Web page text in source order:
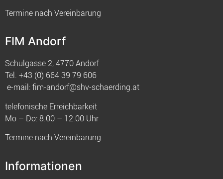
Termine nach Vereinbarung
FIM Andorf
Schulgasse 2, 4770 Andorf
Tel. +43 (0) 664 39 79 606
e-mail:fim-andorf@shv-schaerding.at
telefonische Erreichbarkeit
Mo – Do: 8.00 – 12.00 Uhr
Termine nach Vereinbarung
Informationen